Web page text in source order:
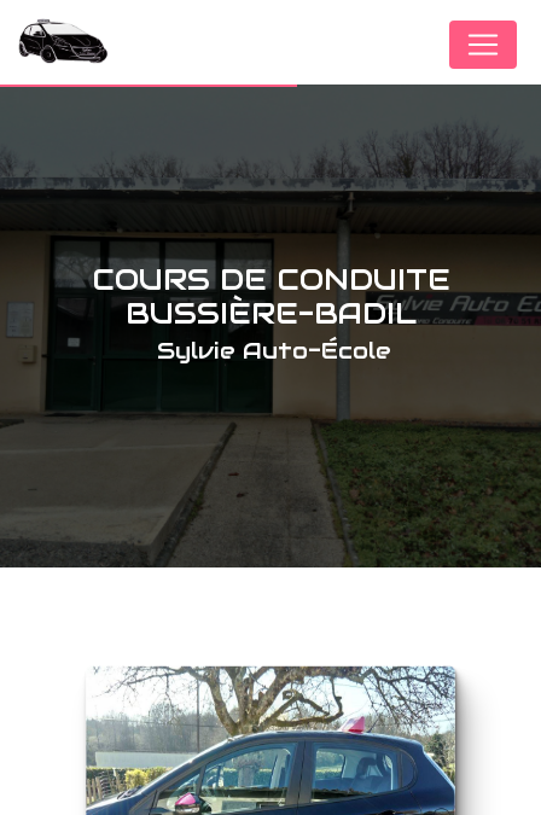
COURS DE CONDUITE
BUSSIÈRE-BADIL
Sylvie Auto-École
Panneau de gestion des cookies